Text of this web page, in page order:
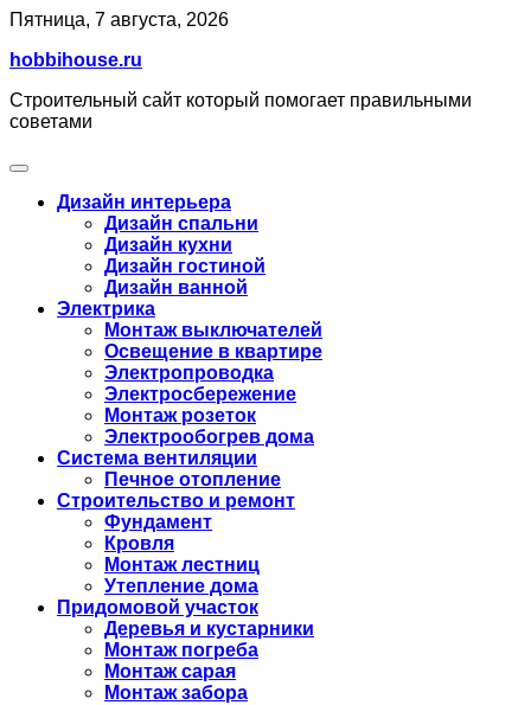
Skip
content
Пятница, 7 августа, 2026
hobbihouse.ru
Строительный сайт который помогает правильными
советами
Дизайн интерьера
Дизайн спальни
Дизайн кухни
Дизайн гостиной
Дизайн ванной
Электрика
Монтаж выключателей
Освещение в квартире
Электропроводка
Электросбережение
Монтаж розеток
Электрообогрев дома
Система вентиляции
Печное отопление
Строительство и ремонт
Фундамент
Кровля
Монтаж лестниц
Утепление дома
Придомовой участок
Деревья и кустарники
Монтаж погреба
Монтаж сарая
Монтаж забора